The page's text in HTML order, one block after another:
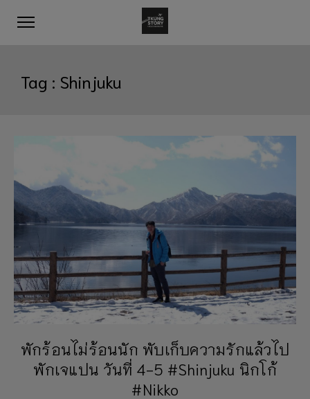
Tag : Shinjuku
พักร้อนไม่ร้อนนัก พับเก็บความรักแล้วไป
พักเจแปน วันที่ 4-5 #Shinjuku นิกโก้
#Nikko